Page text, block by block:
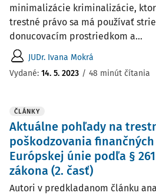
minimalizácie kriminalizácie,
trestné právo sa má používať
donucovacím prostriedkom a...
JUDr. Ivana Mokrá
Vydané: 14. 5. 2023 / 48 minút čítania
ČLÁNKY
Aktuálne pohľady na
poškodzovania
Európskej únie podľa §
zákona (2. časť)
Autori v predkladanom článku